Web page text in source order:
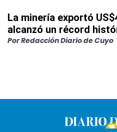
La minería exportó
alcanzó un récord
PorRedacción Diario de Cuyo